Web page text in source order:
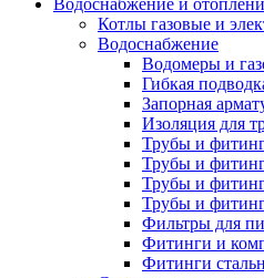
Водоснабжение и
Котлы газовые и
Водоснабжение
Водомеры и
Гибкая
Запорная
Изоляция для
Трубы и
Трубы и
Трубы и
Трубы и
Фильтры для
Фитинги и
Фитинги